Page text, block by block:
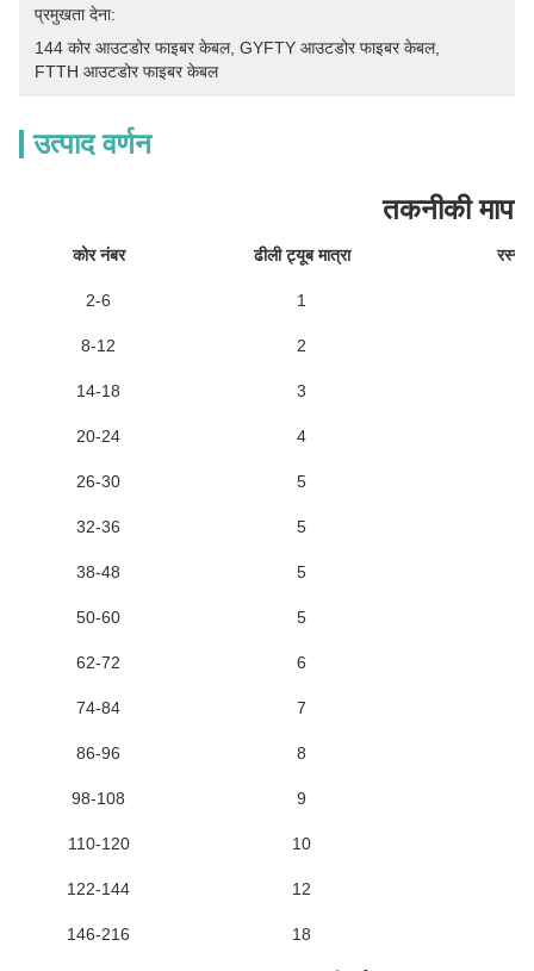
प्रमुखता देना:
144 कोर आउटडोर फाइबर केबल, GYFTY आउटडोर फाइबर केबल,
FTTH आउटडोर फाइबर केबल
उत्पाद वर्णन
तकनीकी
कोर नंबर ढीली ट्यूब मात्रा रस्सी
2-6 1
8-12 2
14-18 3
20-24 4
26-30 5
32-36 5
38-48 5
50-60 5
62-72 6
74-84 7
86-96 8
98-108 9
110-120 10
122-144 12
146-216 18